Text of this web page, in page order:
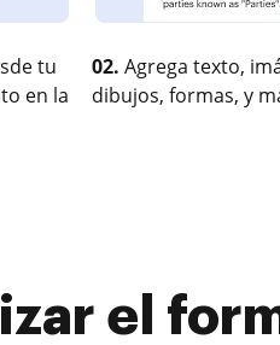
tu
en la
02. Agrega texto,
dibujos, formas, y
el